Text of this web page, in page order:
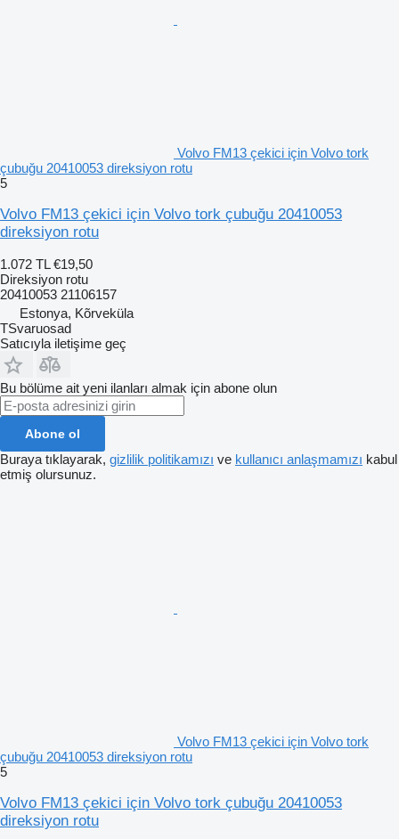
Volvo FM13 çekici için Volvo tork
çubuğu 20410053 direksiyon rotu
5
Volvo FM13 çekici için Volvo tork çubuğu 20410053
direksiyon rotu
1.072 TL €19,50
Direksiyon rotu
20410053 21106157
Estonya, Kõrveküla
TSvaruosad
Satıcıyla iletişime geç
Bu bölüme ait yeni ilanları almak için abone olun
Abone ol
Buraya tıklayarak, gizlilik politikamızı ve kullanıcı anlaşmamızı kabul
etmiş olursunuz.
Volvo FM13 çekici için Volvo tork
çubuğu 20410053 direksiyon rotu
5
Volvo FM13 çekici için Volvo tork çubuğu 20410053
direksiyon rotu